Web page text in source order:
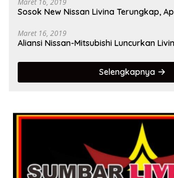
Maret 16, 2019
Sosok New Nissan Livina Terungkap,
Maret 16, 2019
Aliansi Nissan-Mitsubishi Luncurkan
Selengkapnya